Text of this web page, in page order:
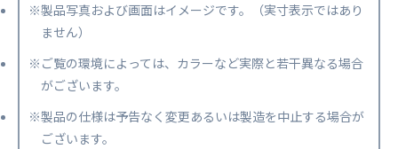
※製品写真および画面はイメージです。（実寸表示ではあり
ません）
※ご覧の環境によっては、カラーなど実際と若干異なる場合
がございます。
※製品の仕様は予告なく変更あるいは製造を中止する場合が
ございます。